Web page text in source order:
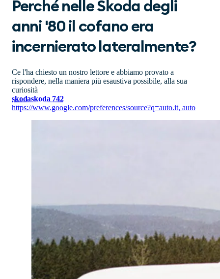
Perché nelle Skoda degli
anni '80 il cofano era
incernierato lateralmente?
Ce l'ha chiesto un nostro lettore e abbiamo provato a
rispondere, nella maniera più esaustiva possibile, alla sua
curiosità
skodaskoda 742
https://www.google.com/preferences/source?q=auto.it, auto